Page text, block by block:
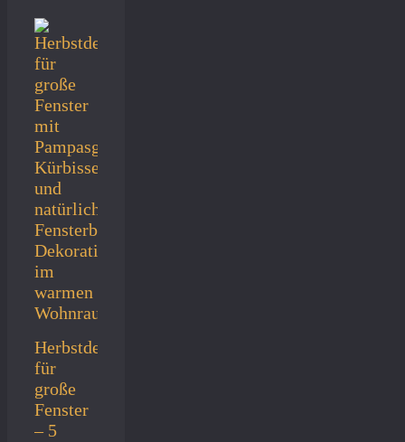
Herbstdeko
für
große
Fenster
– 5